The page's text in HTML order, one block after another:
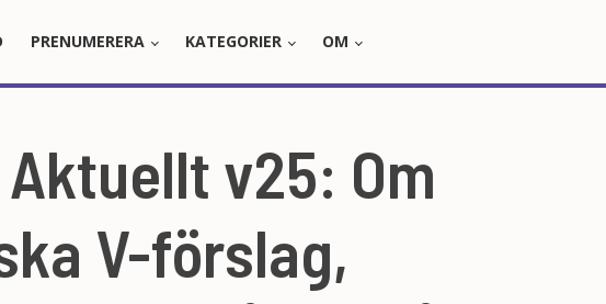
PRENUMERERA KATEGORIER OM
v25: Om
V-förslag,